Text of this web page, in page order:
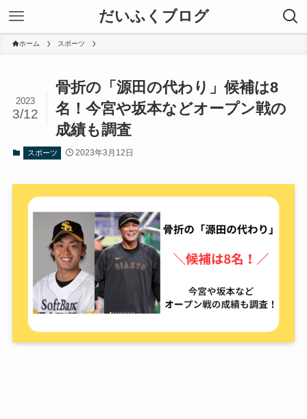
だいふくブログ
ホーム スポーツ
骨折の「源田の代わり」候補は8
名！今宮や坂本などオープン戦の
成績も調査
2023
3/12
スポーツ 2023年3月12日